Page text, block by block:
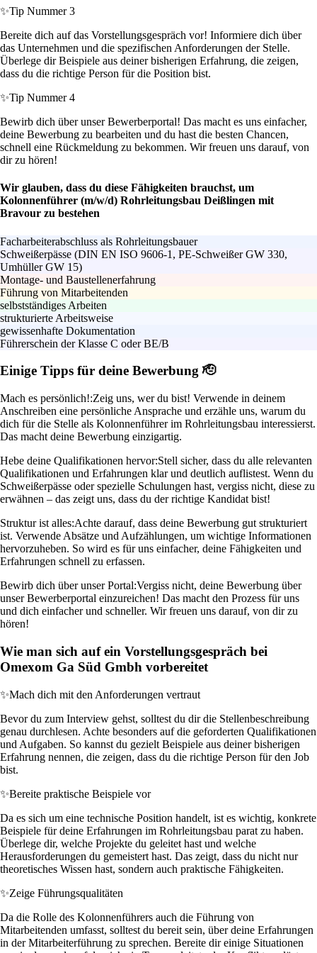
✨Tip Nummer 3
Bereite dich auf das Vorstellungsgespräch vor! Informiere dich über
das Unternehmen und die spezifischen Anforderungen der Stelle.
Überlege dir Beispiele aus deiner bisherigen Erfahrung, die zeigen,
dass du die richtige Person für die Position bist.
✨Tip Nummer 4
Bewirb dich über unser Bewerberportal! Das macht es uns einfacher,
deine Bewerbung zu bearbeiten und du hast die besten Chancen,
schnell eine Rückmeldung zu bekommen. Wir freuen uns darauf, von
dir zu hören!
Wir glauben, dass du diese Fähigkeiten brauchst, um
Kolonnenführer (m/w/d) Rohrleitungsbau Deißlingen mit
Bravour zu bestehen
Facharbeiterabschluss als Rohrleitungsbauer
Schweißerpässe (DIN EN ISO 9606-1, PE-Schweißer GW 330,
Umhüller GW 15)
Montage- und Baustellenerfahrung
Führung von Mitarbeitenden
selbstständiges Arbeiten
strukturierte Arbeitsweise
gewissenhafte Dokumentation
Führerschein der Klasse C oder BE/B
Einige Tipps für deine Bewerbung 🫡
Mach es persönlich!:Zeig uns, wer du bist! Verwende in deinem
Anschreiben eine persönliche Ansprache und erzähle uns, warum du
dich für die Stelle als Kolonnenführer im Rohrleitungsbau interessierst.
Das macht deine Bewerbung einzigartig.
Hebe deine Qualifikationen hervor:Stell sicher, dass du alle relevanten
Qualifikationen und Erfahrungen klar und deutlich auflistest. Wenn du
Schweißerpässe oder spezielle Schulungen hast, vergiss nicht, diese zu
erwähnen – das zeigt uns, dass du der richtige Kandidat bist!
Struktur ist alles:Achte darauf, dass deine Bewerbung gut strukturiert
ist. Verwende Absätze und Aufzählungen, um wichtige Informationen
hervorzuheben. So wird es für uns einfacher, deine Fähigkeiten und
Erfahrungen schnell zu erfassen.
Bewirb dich über unser Portal:Vergiss nicht, deine Bewerbung über
unser Bewerberportal einzureichen! Das macht den Prozess für uns
und dich einfacher und schneller. Wir freuen uns darauf, von dir zu
hören!
Wie man sich auf ein Vorstellungsgespräch bei
Omexom Ga Süd Gmbh vorbereitet
✨Mach dich mit den Anforderungen vertraut
Bevor du zum Interview gehst, solltest du dir die Stellenbeschreibung
genau durchlesen. Achte besonders auf die geforderten Qualifikationen
und Aufgaben. So kannst du gezielt Beispiele aus deiner bisherigen
Erfahrung nennen, die zeigen, dass du die richtige Person für den Job
bist.
✨Bereite praktische Beispiele vor
Da es sich um eine technische Position handelt, ist es wichtig, konkrete
Beispiele für deine Erfahrungen im Rohrleitungsbau parat zu haben.
Überlege dir, welche Projekte du geleitet hast und welche
Herausforderungen du gemeistert hast. Das zeigt, dass du nicht nur
theoretisches Wissen hast, sondern auch praktische Fähigkeiten.
✨Zeige Führungsqualitäten
Da die Rolle des Kolonnenführers auch die Führung von
Mitarbeitenden umfasst, solltest du bereit sein, über deine Erfahrungen
in der Mitarbeiterführung zu sprechen. Bereite dir einige Situationen